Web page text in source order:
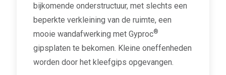
bijkomende onderstructuur, met slechts een
beperkte verkleining van de ruimte, een
mooie wandafwerking met Gyproc®
gipsplaten te bekomen. Kleine oneffenheden
worden door het kleefgips opgevangen.